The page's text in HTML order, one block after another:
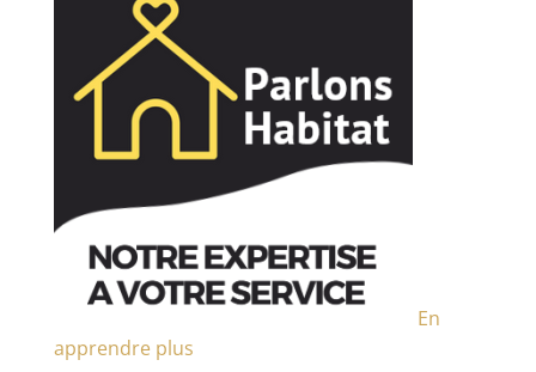
En
apprendre plus